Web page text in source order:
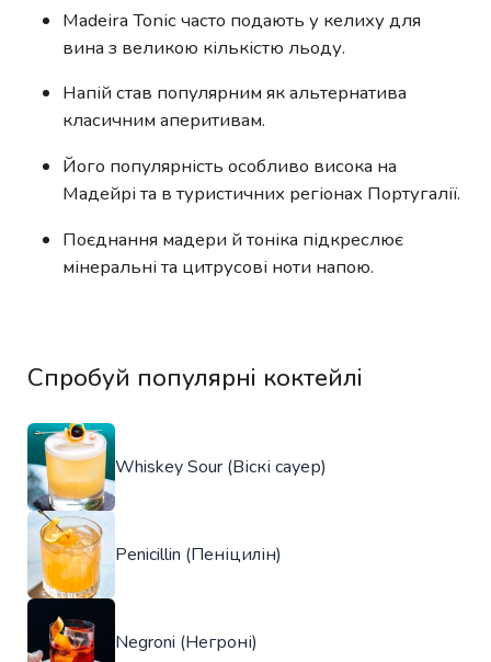
Madeira Tonic часто подають у келиху для
вина з великою кількістю льоду.
Напій став популярним як альтернатива
класичним аперитивам.
Його популярність особливо висока на
Мадейрі та в туристичних регіонах Португалії.
Поєднання мадери й тоніка підкреслює
мінеральні та цитрусові ноти напою.
Спробуй популярні коктейлі
Whiskey Sour (Віскі сауер)
Penicillin (Пеніцилін)
Negroni (Негроні)